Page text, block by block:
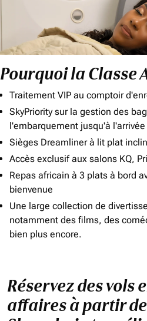
Pourquoi la Classe
Traitement VIP au comptoir
SkyPriority sur la gestion des
l'embarquement jusqu'à l'arrivée
Sièges Dreamliner à lit plat
Accès exclusif aux salons KQ,
Repas africain à 3 plats à bord
bienvenue
Une large collection de
notamment des films, des
bien plus encore.
Réservez des vols
affaires à partir